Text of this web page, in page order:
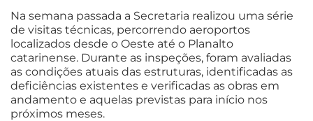
Na semana passada a Secretaria realizou uma série
de visitas técnicas, percorrendo aeroportos
localizados desde o Oeste até o Planalto
catarinense. Durante as inspeções, foram avaliadas
as condições atuais das estruturas, identificadas as
deficiências existentes e verificadas as obras em
andamento e aquelas previstas para início nos
próximos meses.